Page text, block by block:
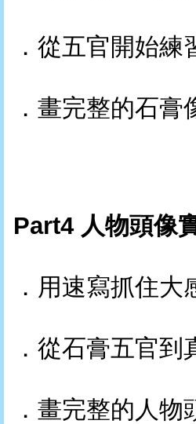
．從五官開始練
．畫完整的石膏
Part4 人物頭像
．用速寫抓住大
．從石膏五官到
．畫完整的人物